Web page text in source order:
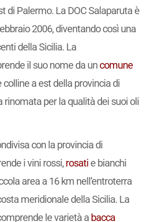
di Palermo. La DOC Salaparuta è
2006, diventando così una
della Sicilia. La
il suo nome da un comune
a est della provincia di
rinomata per la qualità dei suoi oli
con la provincia di
i vini rossi, rosatie bianchi
area a 16 km nell’entroterra
meridionale della Sicilia. La
le varietà a bacca